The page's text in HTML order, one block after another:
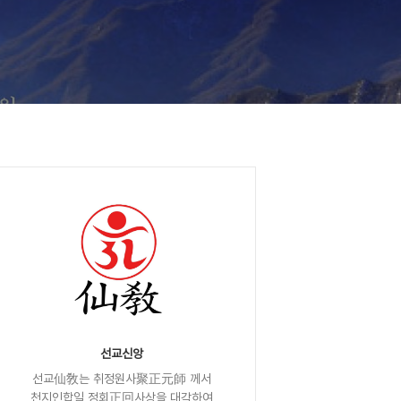
선교신앙
선교仙敎는 취정원사聚正元師 께서
천지인합일 정회正回사상을 대각하여